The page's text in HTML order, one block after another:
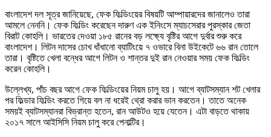
বাংলাদেশ দল সূত্র জানিয়েছে, ফেক ফিল্ডিংয়ের বিষয়টি আম্পায়ারদের জানালেও তারা
আমলে নেননি। ফেক ফিল্ডিং করেছেন দারুণ এক ইনিংসে ম্যাচসেরার পুরস্কার জেতা
বিরাট কোহলি। ভারতের দেওয়া ১৮৫ রানের বড় লক্ষ্যে বৃষ্টির আগে দুর্বার শুরু করে
বাংলাদেশ। লিটন দাসের চোখ ধাঁধানো ব্যাটিংয়ে ৭ ওভারে বিনা উইকেটে ৬৬ রান তোলে
তারা। বৃষ্টিতে খেলা বন্ধের আগে লিটন ও শান্তর দুই রান নেওয়ার সময় ফেক ফিল্ডিং
করেন কোহলি।
উল্লেখ্য, পাঁচ বছর আগে ফেক ফিল্ডিংয়ের নিয়ম চালু হয়। আগে ব্যাটসম্যান শট খেলার
পর ফিল্ডার ফিল্ডিং করতে গিয়ে বল না ধরেই থ্রো করার ভান করতেন। তাতে অনেক
সময়ই ব্যাটসম্যানরা বিভ্রান্ত হতেন, রান আউটও হয়ে যেতেন। এটা বাড়তে থাকায়
২০১৭ সালে আইসিসি নিয়ম চালু করে পেনাল্টির।